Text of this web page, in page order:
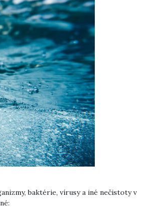
baktérie, vírusy a iné nečistoty v